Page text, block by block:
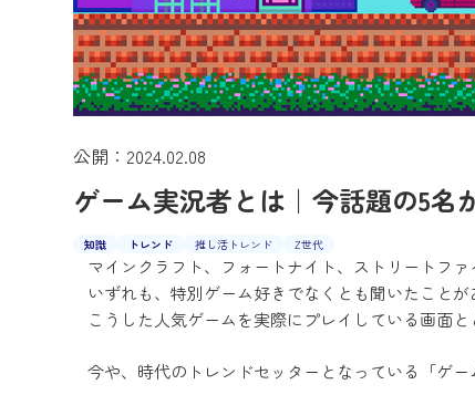
公開：2024.02.08
ゲーム実況者とは｜今話題の5名
知識 トレンド 推し活トレンド Z世代
マインクラフト、フォートナイト、ストリートフ
いずれも、特別ゲーム好きでなくとも聞いたこと
こうした人気ゲームを実際にプレイしている画面
今や、時代のトレンドセッターとなっている「ゲ